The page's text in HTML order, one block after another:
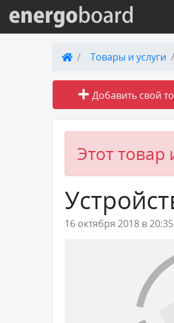
Вход на сайт
Поиск по сайту
Публикации
Товары и услуги
Товары и услуги
Добавить свой
Этот товар
16 октября 2018 в 20:35